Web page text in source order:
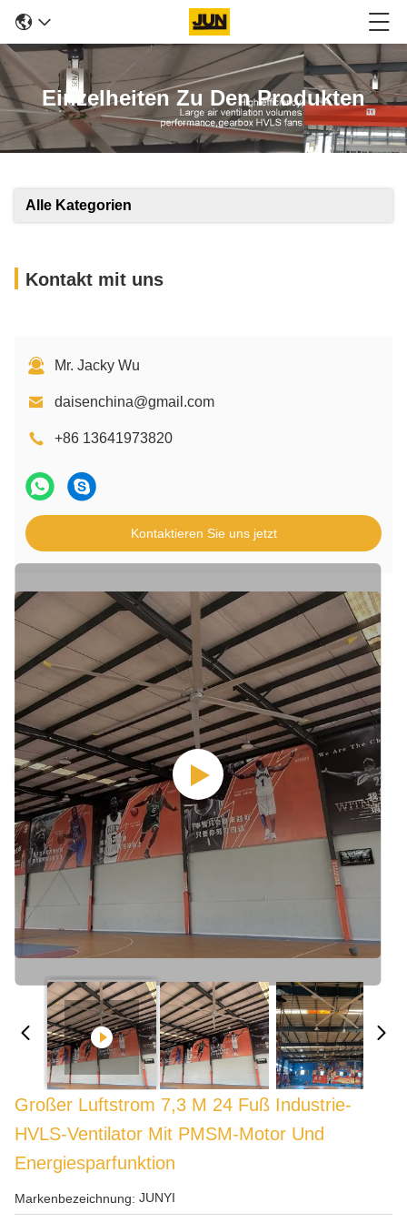
Einzelheiten Zu Den Produkten
Alle Kategorien
Kontakt mit uns
Mr. Jacky Wu
daisenchina@gmail.com
+86 13641973820
Kontaktieren Sie uns jetzt
Großer Luftstrom 7,3 M 24 Fuß Industrie-
HVLS-Ventilator Mit PMSM-Motor Und
Energiesparfunktion
Markenbezeichnung: JUNYI